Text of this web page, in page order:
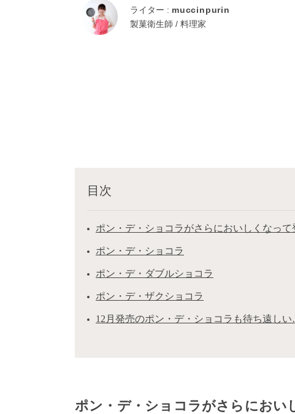
ライター : muccinpurin
製菓衛生師 / 料理家
目次
ポン・デ・ショコラがさらにおいしくなって
ポン・デ・ショコラ
ポン・デ・ダブルショコラ
ポン・デ・ザクショコラ
12月発売のポン・デ・ショコラも待ち遠しい
ポン・デ・ショコラがさらにおい